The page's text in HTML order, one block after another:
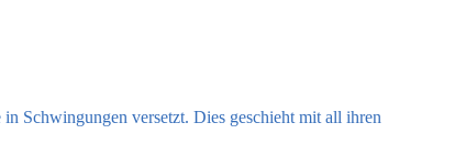
Schwingungen versetzt. Dies geschieht mit all ihren